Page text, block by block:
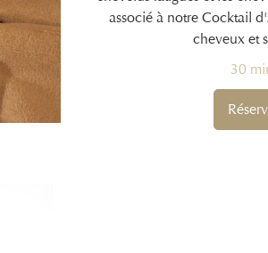
associé à notre Cocktail
cheveux et
30